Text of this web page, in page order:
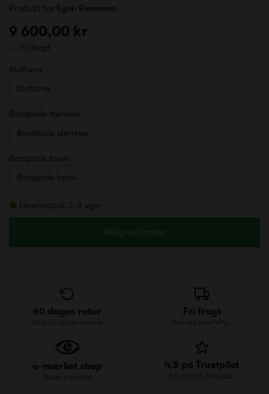
Produkt fra Egon Eiermann
9 600,00 kr
Fri fragt
Stelfarve
Bordplade størrelse
Bordplade farve
Leveringstid: 2-3 uger
Vælg varianter
60 dages retur
Altid 60 dages returret
Fri fragt
Ved køb over 499,-
e-mærket shop
Sikker e-handel
4.5 på Trustpilot
4.5 af 5 på Trustpilot